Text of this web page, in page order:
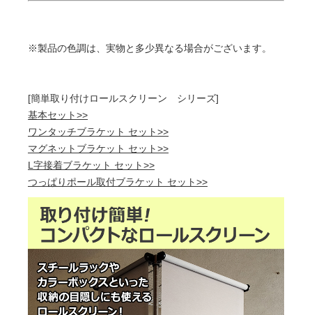
※製品の色調は、実物と多少異なる場合がございます。
[簡単取り付けロールスクリーン シリーズ]
基本セット>>
ワンタッチブラケット セット>>
マグネットブラケット セット>>
L字接着ブラケット セット>>
つっぱりポール取付ブラケット セット>>